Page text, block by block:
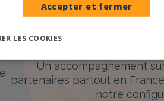
Un accompagnement
partenaires partout en
notre
Accepter et fermer
LES COOKIES